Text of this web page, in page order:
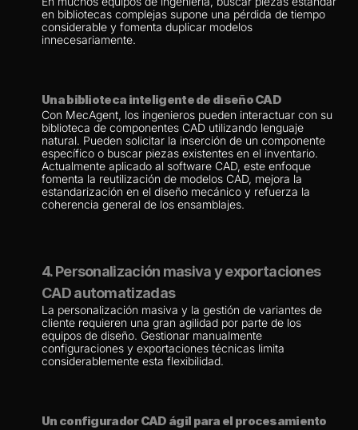
en bibliotecas complejas supone una pérdida de tiempo
considerable y fomenta duplicar modelos
innecesariamente.
Una biblioteca inteligente de diseño CAD
Con MecAgent, los ingenieros pueden interactuar con su
biblioteca de componentes CAD utilizando lenguaje
natural. Pueden solicitar la inserción de un componente
específico o buscar piezas existentes en el inventario.
Actualmente aplicado al software CAD, este enfoque
fomenta la reutilización de modelos CAD, mejora la
estandarización en el diseño mecánico y refuerza la
coherencia general de los ensamblajes.
4. Personalización masiva y exportaciones
CAD automatizadas
La personalización masiva y la gestión de variantes de
cliente requieren una gran agilidad por parte de los
equipos de diseño. Gestionar manualmente
configuraciones y exportaciones técnicas limita
considerablemente esta flexibilidad.
Un configurador CAD ágil para el procesamiento